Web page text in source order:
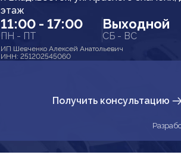
этаж
11:00 - 17:00
ПН - ПТ
Выходной
СБ - ВС
ИП Шевченко Алексей Анатольевич
ИНН: 251202545060
Получить консультацию